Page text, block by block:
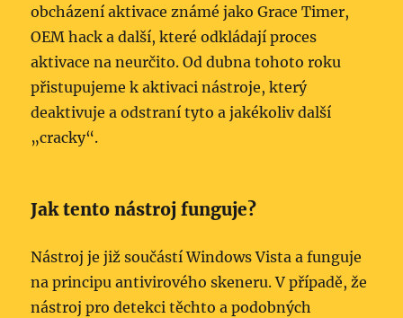
obcházení aktivace známé jako Grace Timer,
OEM hack a další, které odkládají proces
aktivace na neurčito. Od dubna tohoto roku
přistupujeme k aktivaci nástroje, který
deaktivuje a odstraní tyto a jakékoliv další
„cracky“.
Jak tento nástroj funguje?
Nástroj je již součástí Windows Vista a funguje
na principu antivirového skeneru. V případě, že
nástroj pro detekci těchto a podobných